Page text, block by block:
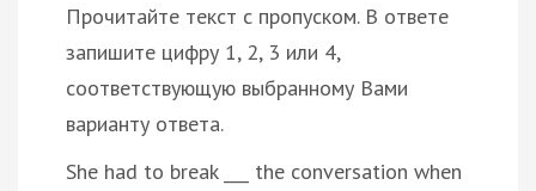
Прочитайте текст с пропуском. В ответе
запишите цифру 1, 2, 3 или 4,
соответствующую выбранному Вами
варианту ответа.
She had to break ___ the conversation when